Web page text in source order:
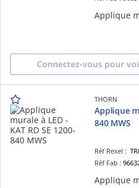
Connectez-vous pour
THORN
Applique
840 MWS
Réf Rexel :
Réf Fab :